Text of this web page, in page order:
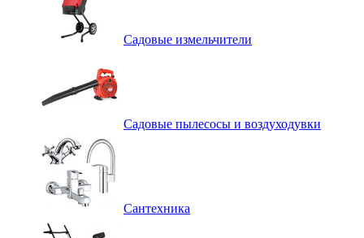
Садовые измельчители
Садовые пылесосы и воздуходувки
Сантехника